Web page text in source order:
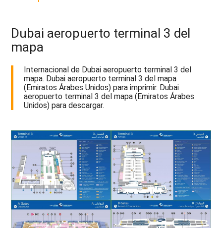
Dubai aeropuerto terminal 3 del
mapa
Internacional de Dubai aeropuerto terminal 3 del
mapa. Dubai aeropuerto terminal 3 del mapa
(Emiratos Árabes Unidos) para imprimir. Dubai
aeropuerto terminal 3 del mapa (Emiratos Árabes
Unidos) para descargar.